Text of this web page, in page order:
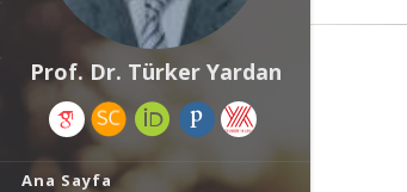
Prof. Dr. Türker Yardan
Ana Sayfa